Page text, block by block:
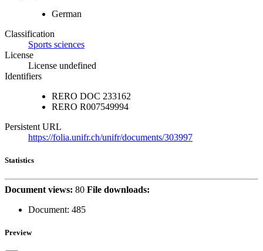
German
Classification
Sports sciences
License
License undefined
Identifiers
RERO DOC 233162
RERO R007549994
Persistent URL
https://folia.unifr.ch/unifr/documents/303997
Statistics
Document views: 80 File downloads:
Document: 485
Preview